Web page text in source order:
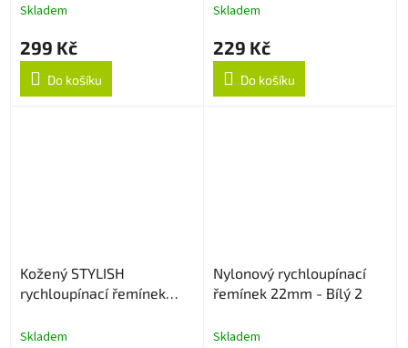
Skladem
299 Kč
Do košíku
Skladem
229 Kč
Do košíku
Kožený STYLISH
rychloupínací řemínek
Skladem
Nylonový rychloupínací
řemínek 22mm - Bílý 2
Skladem